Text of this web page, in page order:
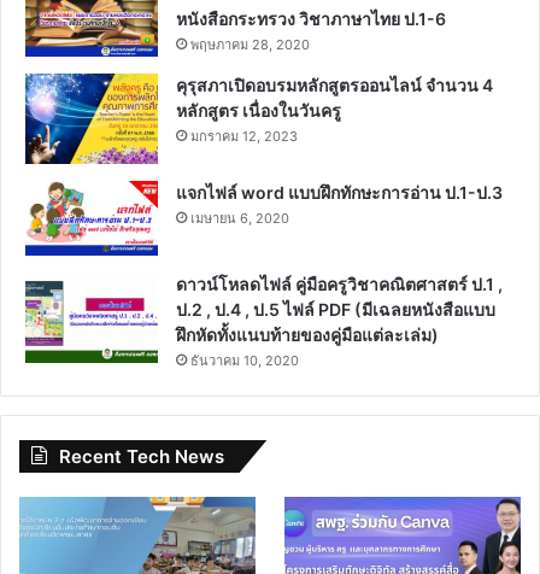
หนังสือกระทรวง วิชาภาษาไทย ป.1-6
พฤษภาคม 28, 2020
คุรุสภาเปิดอบรมหลักสูตรออนไลน์ จำนวน 4
หลักสูตร เนื่องในวันครู
มกราคม 12, 2023
แจกไฟล์ word แบบฝึกทักษะการอ่าน ป.1-ป.3
เมษายน 6, 2020
ดาวน์โหลดไฟล์ คู่มือครูวิชาคณิตศาสตร์ ป.1 ,
ป.2 , ป.4 , ป.5 ไฟล์ PDF (มีเฉลยหนังสือแบบ
ฝึกหัดทั้งแนบท้ายของคู่มือแต่ละเล่ม)
ธันวาคม 10, 2020
Recent Tech News